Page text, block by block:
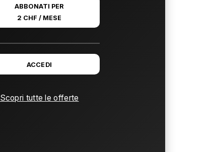
ABBONATI PER
2 CHF / MESE
ACCEDI
Scopri tutte le offerte